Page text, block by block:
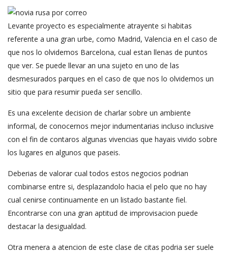
Levante proyecto es especialmente atrayente si habitas
referente a una gran urbe, como Madrid, Valencia en el caso de
que nos lo olvidemos Barcelona, cual estan llenas de puntos
que ver. Se puede llevar an una sujeto en uno de las
desmesurados parques en el caso de que nos lo olvidemos un
sitio que para resumir pueda ser sencillo.
Es una excelente decision de charlar sobre un ambiente
informal, de conocernos mejor indumentarias incluso inclusive
con el fin de contaros algunas vivencias que hayais vivido sobre
los lugares en algunos que paseis.
Deberias de valorar cual todos estos negocios podrian
combinarse entre si, desplazandolo hacia el pelo que no hay
cual cenirse continuamente en un listado bastante fiel.
Encontrarse con una gran aptitud de improvisacion puede
destacar la desigualdad.
Otra menera a atencion de este clase de citas podria ser suele